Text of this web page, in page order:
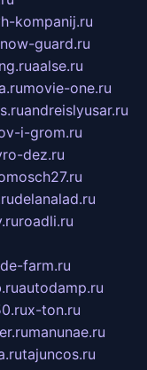
kompanij.ru
guard.ru
aalse.ru
movie-one.ru
andreislyusar.ru
i-grom.ru
dez.ru
delanalad.ru
roadli.ru
farm.ru
autodamp.ru
x-ton.ru
manunae.ru
tajuncos.ru